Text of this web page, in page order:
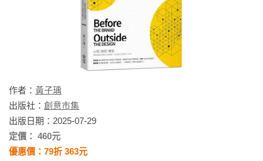
作者： 黃子瑀
出版社： 創意市集
出版日期：2025-07-29
定價： 460元
優惠價：79折 363元